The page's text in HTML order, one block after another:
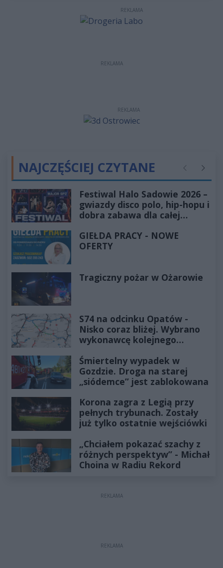
REKLAMA
REKLAMA
REKLAMA
NAJCZĘŚCIEJ CZYTANE Poprzednie
Festiwal Halo Sadowie 2026 –
gwiazdy disco polo, hip-hopu i
dobra zabawa dla całej
GIEŁDA PRACY - NOWE
OFERTY
Tragiczny pożar w Ożarowie
S74 na odcinku Opatów -
Nisko coraz bliżej. Wybrano
wykonawcę kolejnego
Śmiertelny wypadek w
Gozdzie. Droga na starej
„siódemce” jest zablokowana
Korona zagra z Legią przy
pełnych trybunach. Zostały
już tylko ostatnie wejściówki
„Chciałem pokazać szachy z
różnych perspektyw” - Michał
Choina w Radiu Rekord
REKLAMA
REKLAMA